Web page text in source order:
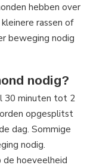
hebben over
rassen of
beweging nodig
nodig?
30 minuten tot 2
opgesplitst
dag. Sommige
nodig.
hoeveelheid